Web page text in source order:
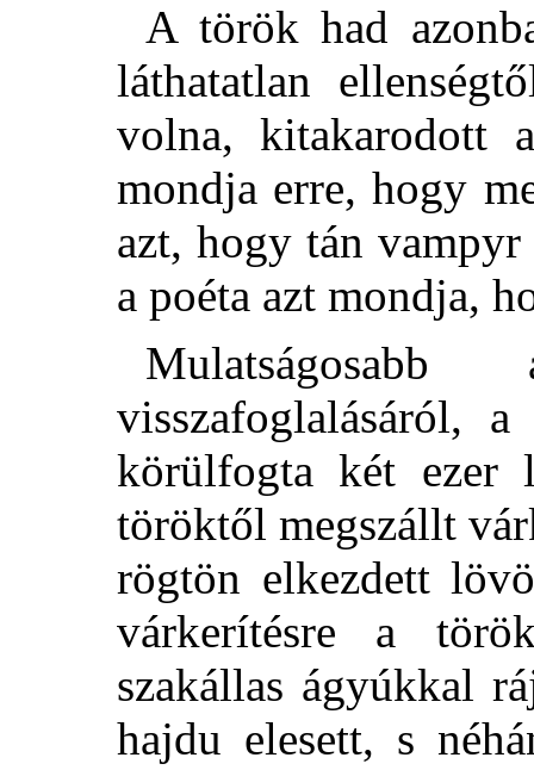
A török had
láthatatlan
volna, kitakarodott
mondja erre, hogy
azt, hogy tán
a poéta azt mondja,
visszafoglalásáról,
körülfogta két ezer
töröktől megszállt
rögtön elkezdett
várkerítésre a
szakállas ágyúkkal
hajdu elesett, s